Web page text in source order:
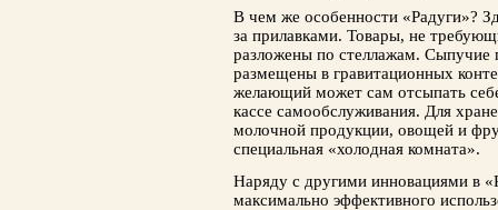
В чем же особенности «Радуги»?
за прилавками. Товары, не
разложены по стеллажам. Сыпучие
размещены в гравитационных
желающий может сам отсыпать
кассе самообслуживания. Для
молочной продукции, овощей и
специальная «холодная комната».
Наряду с другими инновациями в
максимально эффективного